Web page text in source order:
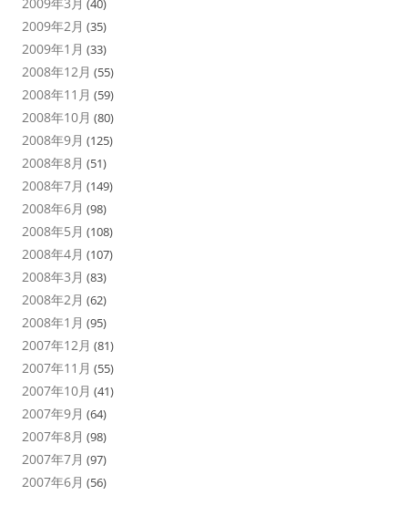
(40)
2009年2月 (35)
2009年1月 (33)
2008年12月 (55)
2008年11月 (59)
2008年10月 (80)
2008年9月 (125)
2008年8月 (51)
2008年7月 (149)
2008年6月 (98)
2008年5月 (108)
2008年4月 (107)
2008年3月 (83)
2008年2月 (62)
2008年1月 (95)
2007年12月 (81)
2007年11月 (55)
2007年10月 (41)
2007年9月 (64)
2007年8月 (98)
2007年7月 (97)
2007年6月 (56)